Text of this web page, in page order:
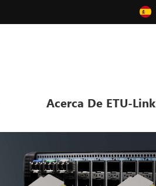
Acerca De ETU-Link